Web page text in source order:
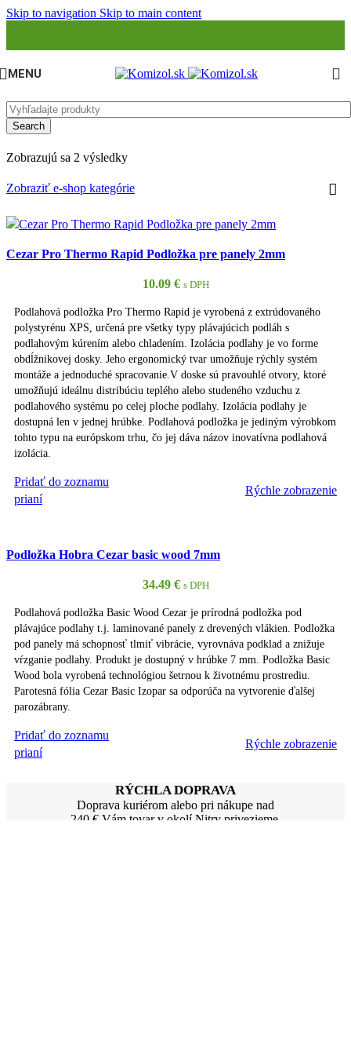
Skip to navigation Skip to main content
MENU
Search
Zobrazujú sa 2 výsledky
Zobraziť e-shop kategórie
Cezar Pro Thermo Rapid Podložka pre panely 2mm
10.09 € s DPH
Podlahová podložka Pro Thermo Rapid je vyrobená z extrúdovaného
polystyrénu XPS, určená pre všetky typy plávajúcich podláh s
podlahovým kúrením alebo chladením. Izolácia podlahy je vo forme
obdĺžnikovej dosky. Jeho ergonomický tvar umožňuje rýchly systém
montáže a jednoduché spracovanie.V doske sú pravouhlé otvory, ktoré
umožňujú ideálnu distribúciu teplého alebo studeného vzduchu z
podlahového systému po celej ploche podlahy. Izolácia podlahy je
dostupná len v jednej hrúbke. Podlahová podložka je jediným výrobkom
tohto typu na európskom trhu, čo jej dáva názov inovatívna podlahová
izolácia.
Pridať do zoznamu
prianí
Rýchle zobrazenie
Podložka Hobra Cezar basic wood 7mm
34.49 € s DPH
Podlahová podložka Basic Wood Cezar je prírodná podložka pod
plávajúce podlahy t.j. laminované panely z drevených vlákien. Podložka
pod panely má schopnosť tlmiť vibrácie, vyrovnáva podklad a znižuje
vŕzganie podlahy. Produkt je dostupný v hrúbke 7 mm. Podložka Basic
Wood bola vyrobená technológiou šetrnou k životnému prostrediu.
Parotesná fólia Cezar Basic Izopar sa odporúča na vytvorenie ďalšej
parozábrany.
Pridať do zoznamu
prianí
Rýchle zobrazenie
RÝCHLA DOPRAVA
Doprava kuriérom alebo pri nákupe nad
240 € Vám tovar v okolí Nitry privezieme.